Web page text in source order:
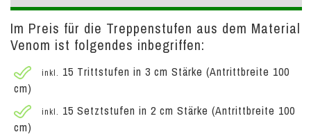
Im Preis für die Treppenstufen aus dem Material
Venom ist folgendes inbegriffen:
inkl. 15 Trittstufen in 3 cm Stärke (Antrittbreite 100
cm)
inkl. 15 Setztstufen in 2 cm Stärke (Antrittbreite 100
cm)